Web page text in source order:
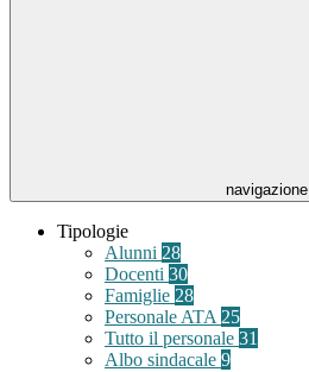
navigazione
Tipologie
Alunni 28
Docenti 30
Famiglie 28
Personale ATA 25
Tutto il personale 31
Albo sindacale 9